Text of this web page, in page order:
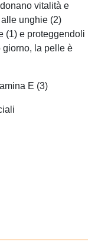
vitalità e
unghie (2)
(1) e proteggendoli
giorno, la pelle è
E (3)